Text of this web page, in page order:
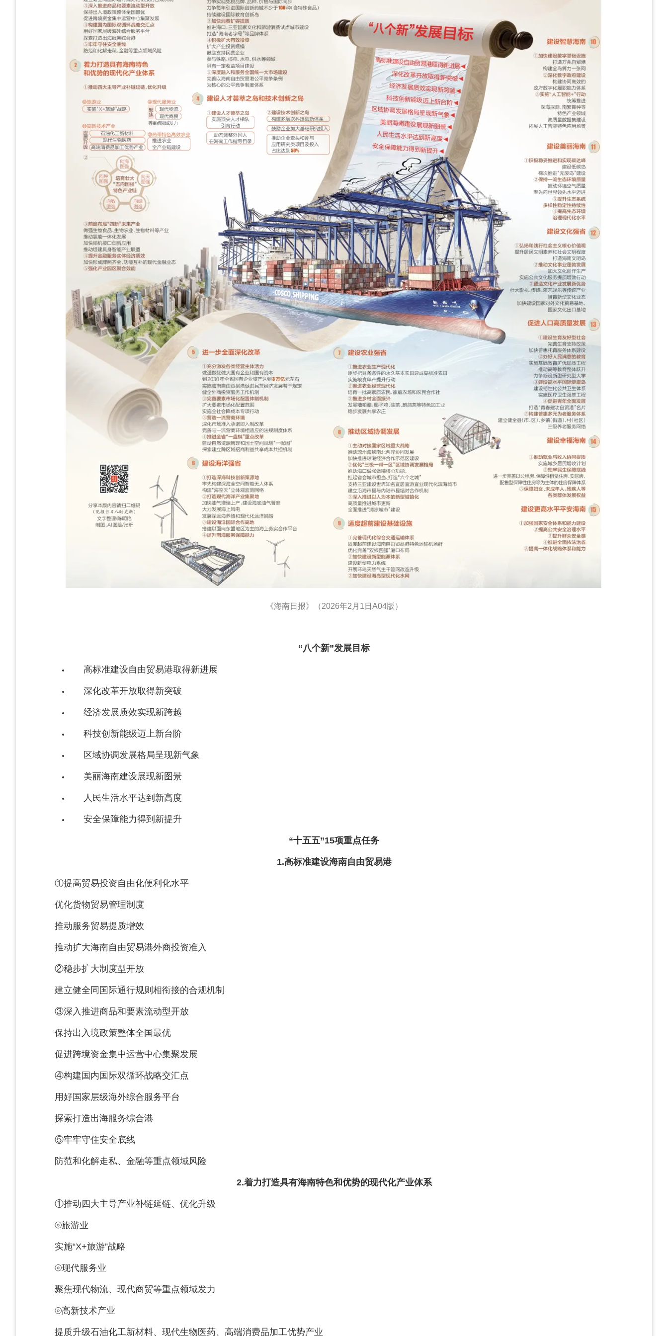
《海南日报》（2026年2月1日A04版）
“八个新”发展目标
高标准建设自由贸易港取得新进展
深化改革开放取得新突破
经济发展质效实现新跨越
科技创新能级迈上新台阶
区域协调发展格局呈现新气象
美丽海南建设展现新图景
人民生活水平达到新高度
安全保障能力得到新提升
“十五五”15项重点任务
1.高标准建设海南自由贸易港
①提高贸易投资自由化便利化水平
优化货物贸易管理制度
推动服务贸易提质增效
推动扩大海南自由贸易港外商投资准入
②稳步扩大制度型开放
建立健全同国际通行规则相衔接的合规机制
③深入推进商品和要素流动型开放
保持出入境政策整体全国最优
促进跨境资金集中运营中心集聚发展
④构建国内国际双循环战略交汇点
用好国家层级海外综合服务平台
探索打造出海服务综合港
⑤牢牢守住安全底线
防范和化解走私、金融等重点领域风险
2.着力打造具有海南特色和优势的现代化产业体系
①推动四大主导产业补链延链、优化升级
⦾旅游业
实施“X+旅游”战略
⦾现代服务业
聚焦现代物流、现代商贸等重点领域发力
⦾高新技术产业
提质升级石油化工新材料、现代生物医药、高端消费品加工优势产业